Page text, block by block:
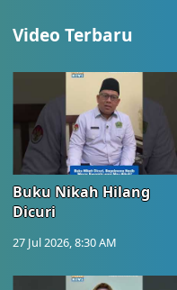
Video Terbaru
Buku Nikah Hilang
Dicuri
27 Jul 2026, 8:30 AM